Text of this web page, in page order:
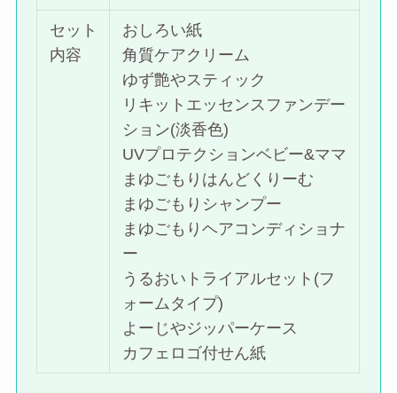
セット
内容
おしろい紙
角質ケアクリーム
ゆず艶やスティック
リキットエッセンスファンデー
ション(淡香色)
UVプロテクションベビー&ママ
まゆごもりはんどくりーむ
まゆごもりシャンプー
まゆごもりヘアコンディショナ
ー
うるおいトライアルセット(フ
ォームタイプ)
よーじやジッパーケース
カフェロゴ付せん紙